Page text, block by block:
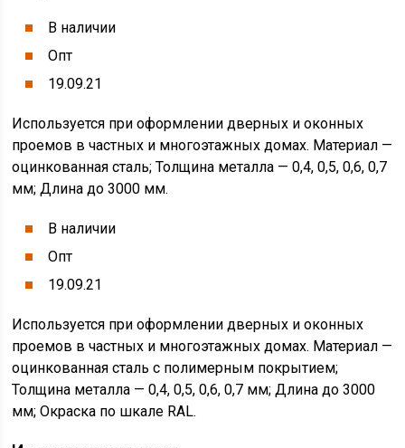
В наличии
Опт
19.09.21
Используется при оформлении дверных и оконных
проемов в частных и многоэтажных домах. Материал —
оцинкованная сталь; Толщина металла — 0,4, 0,5, 0,6, 0,7
мм; Длина до 3000 мм.
В наличии
Опт
19.09.21
Используется при оформлении дверных и оконных
проемов в частных и многоэтажных домах. Материал —
оцинкованная сталь с полимерным покрытием;
Толщина металла — 0,4, 0,5, 0,6, 0,7 мм; Длина до 3000
мм; Окраска по шкале RAL.